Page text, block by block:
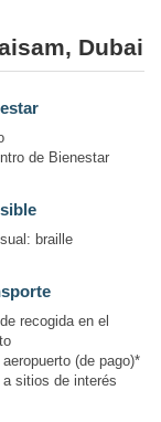
Dubai
de Bienestar
braille
recogida en el
(de pago)*
a sitios de interés